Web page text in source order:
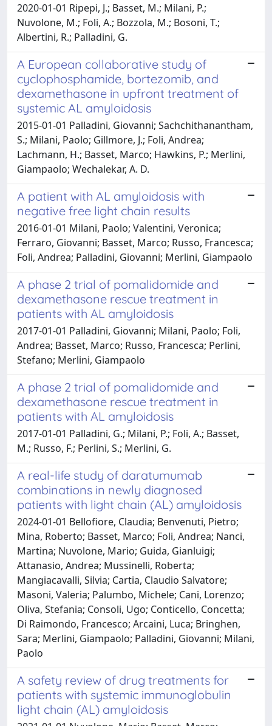
2020-01-01 Ripepi, J.; Basset, M.; Milani, P.;
Nuvolone, M.; Foli, A.; Bozzola, M.; Bosoni, T.;
Albertini, R.; Palladini, G.
A European collaborative study of
cyclophosphamide, bortezomib, and
dexamethasone in upfront treatment of
systemic AL amyloidosis
2015-01-01 Palladini, Giovanni; Sachchithanantham,
S.; Milani, Paolo; Gillmore, J.; Foli, Andrea;
Lachmann, H.; Basset, Marco; Hawkins, P.; Merlini,
Giampaolo; Wechalekar, A. D.
A patient with AL amyloidosis with
negative free light chain results
2016-01-01 Milani, Paolo; Valentini, Veronica;
Ferraro, Giovanni; Basset, Marco; Russo, Francesca;
Foli, Andrea; Palladini, Giovanni; Merlini, Giampaolo
A phase 2 trial of pomalidomide and
dexamethasone rescue treatment in
patients with AL amyloidosis
2017-01-01 Palladini, Giovanni; Milani, Paolo; Foli,
Andrea; Basset, Marco; Russo, Francesca; Perlini,
Stefano; Merlini, Giampaolo
A phase 2 trial of pomalidomide and
dexamethasone rescue treatment in
patients with AL amyloidosis
2017-01-01 Palladini, G.; Milani, P.; Foli, A.; Basset,
M.; Russo, F.; Perlini, S.; Merlini, G.
A real-life study of daratumumab
combinations in newly diagnosed
patients with light chain (AL) amyloidosis
2024-01-01 Bellofiore, Claudia; Benvenuti, Pietro;
Mina, Roberto; Basset, Marco; Foli, Andrea; Nanci,
Martina; Nuvolone, Mario; Guida, Gianluigi;
Attanasio, Andrea; Mussinelli, Roberta;
Mangiacavalli, Silvia; Cartia, Claudio Salvatore;
Masoni, Valeria; Palumbo, Michele; Cani, Lorenzo;
Oliva, Stefania; Consoli, Ugo; Conticello, Concetta;
Di Raimondo, Francesco; Arcaini, Luca; Bringhen,
Sara; Merlini, Giampaolo; Palladini, Giovanni; Milani,
Paolo
A safety review of drug treatments for
patients with systemic immunoglobulin
light chain (AL) amyloidosis